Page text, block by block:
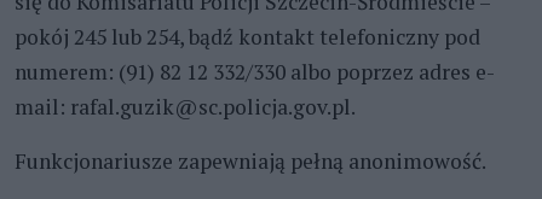
pokój 245 lub 254, bądź kontakt telefoniczny pod
numerem: (91) 82 12 332/330 albo poprzez adres e-
mail: rafal.guzik@sc.policja.gov.pl.
Funkcjonariusze zapewniają pełną anonimowość.